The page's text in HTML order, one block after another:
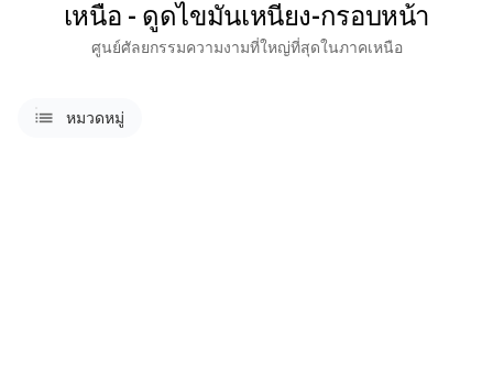
เหนือ - ดูดไขมันเหนียง-กรอบหน้า
ศูนย์ศัลยกรรมความงามที่ใหญ่ที่สุดในภาคเหนือ
listsหมวดหมู่